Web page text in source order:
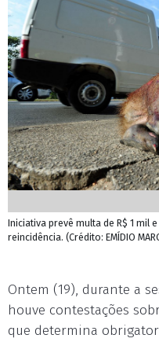
Iniciativa prevê multa de R$ 1 mil
reincidência. (Crédito: EMÍDIO
Ontem (19), durante a
houve contestações
que determina